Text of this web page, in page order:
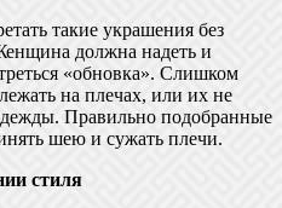
такие украшения без
должна надеть и
«обновка». Слишком
на плечах, или их не
Правильно подобранные
шею и сужать плечи.
стиля